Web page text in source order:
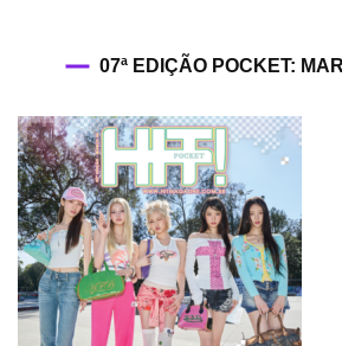
07ª EDIÇÃO POCKET: